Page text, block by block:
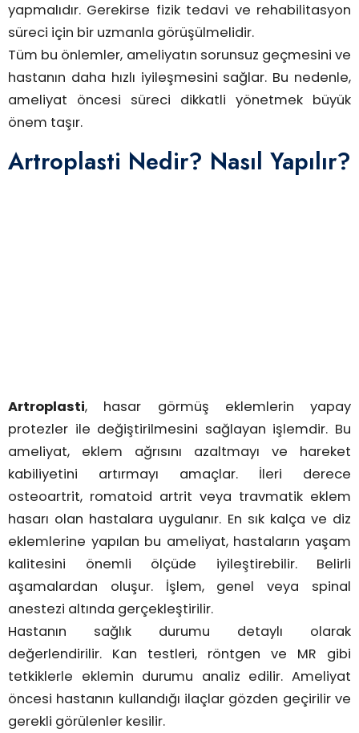
yapmalıdır. Gerekirse fizik tedavi ve rehabilitasyon
süreci için bir uzmanla görüşülmelidir.
Tüm bu önlemler, ameliyatın sorunsuz geçmesini ve
hastanın daha hızlı iyileşmesini sağlar. Bu nedenle,
ameliyat öncesi süreci dikkatli yönetmek büyük
önem taşır.
Artroplasti Nedir? Nasıl Yapılır?
Artroplasti, hasar görmüş eklemlerin yapay
protezler ile değiştirilmesini sağlayan işlemdir. Bu
ameliyat, eklem ağrısını azaltmayı ve hareket
kabiliyetini artırmayı amaçlar. İleri derece
osteoartrit, romatoid artrit veya travmatik eklem
hasarı olan hastalara uygulanır. En sık kalça ve diz
eklemlerine yapılan bu ameliyat, hastaların yaşam
kalitesini önemli ölçüde iyileştirebilir. Belirli
aşamalardan oluşur. İşlem, genel veya spinal
anestezi altında gerçekleştirilir.
Hastanın sağlık durumu detaylı olarak
değerlendirilir. Kan testleri, röntgen ve MR gibi
tetkiklerle eklemin durumu analiz edilir. Ameliyat
öncesi hastanın kullandığı ilaçlar gözden geçirilir ve
gerekli görülenler kesilir.